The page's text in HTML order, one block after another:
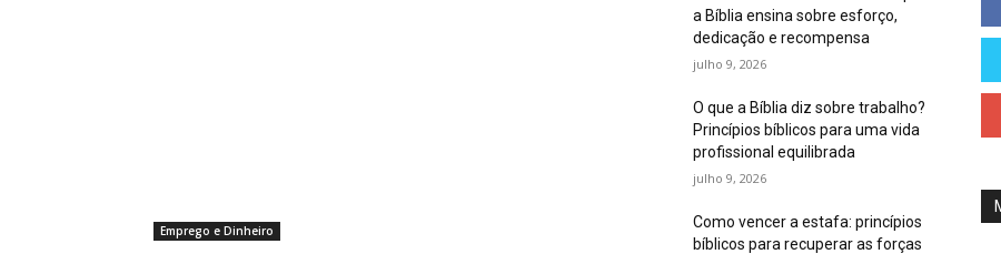
Emprego e Dinheiro
a Bíblia ensina sobre esforço,
dedicação e recompensa
julho 9, 2026
O que a Bíblia diz sobre trabalho?
Princípios bíblicos para uma vida
profissional equilibrada
julho 9, 2026
Como vencer a estafa: princípios
bíblicos para recuperar as forças